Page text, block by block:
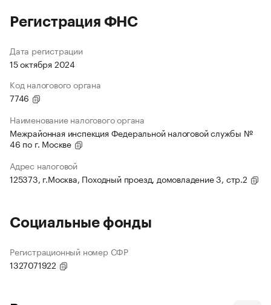
Регистрация ФНС
Дата регистрации
15 октября 2024
Код налогового органа
7746
Наименование налогового органа
Межрайонная инспекция Федеральной налоговой службы №
46 по г. Москве
Адрес налоговой
125373, г.Москва, Походный проезд, домовладение 3, стр.2
Социальные фонды
Регистрационный номер СФР
1327071922